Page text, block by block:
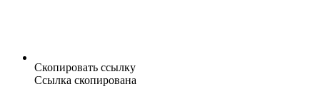
Скопировать ссылку
Ссылка скопирована